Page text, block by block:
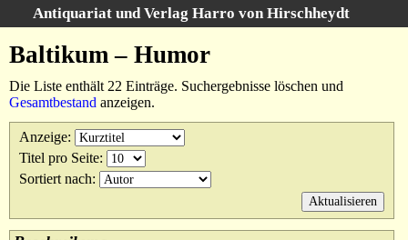
Antiquariat und Verlag Harro von Hirschheydt
Unsere Bücher
Suche
Gebiete
Suchergebnisse
Warenkorb
Kataloge
Baltikum – Humor
Die Liste enthält 22 Einträge. Suchergebnisse löschen und
Gesamtbestand anzeigen.
Anzeige:
Titel pro Seite:
Sortiert nach: